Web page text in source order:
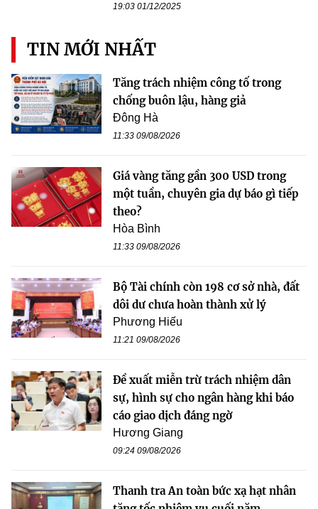
19:03 01/12/2025
TIN MỚI NHẤT
Tăng trách nhiệm công tố trong
chống buôn lậu, hàng giả
Đông Hà
11:33 09/08/2026
Giá vàng tăng gần 300 USD trong
một tuần, chuyên gia dự báo gì tiếp
theo?
Hòa Bình
11:33 09/08/2026
Bộ Tài chính còn 198 cơ sở nhà, đất
dôi dư chưa hoàn thành xử lý
Phương Hiếu
11:21 09/08/2026
Đề xuất miễn trừ trách nhiệm dân
sự, hình sự cho ngân hàng khi báo
cáo giao dịch đáng ngờ
Hương Giang
09:24 09/08/2026
Thanh tra An toàn bức xạ hạt nhân